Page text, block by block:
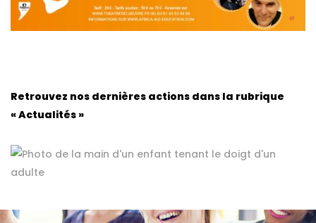
Retrouvez nos dernières actions dans la rubrique
« Actualités »